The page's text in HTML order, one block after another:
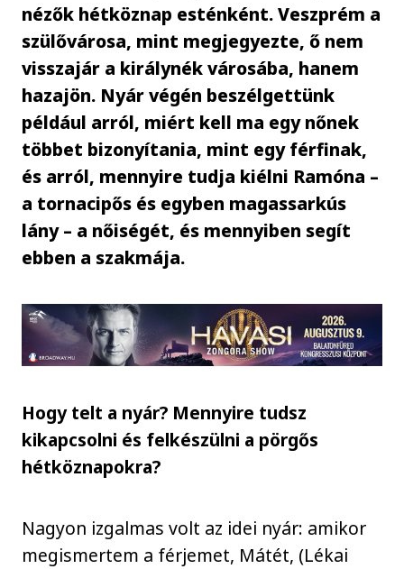
nézők hétköznap esténként. Veszprém a
szülővárosa, mint megjegyezte, ő nem
visszajár a királynék városába, hanem
hazajön. Nyár végén beszélgettünk
például arról, miért kell ma egy nőnek
többet bizonyítania, mint egy férfinak,
és arról, mennyire tudja kiélni Ramóna –
a tornacipős és egyben magassarkús
lány – a nőiségét, és mennyiben segít
ebben a szakmája.
Hogy telt a nyár? Mennyire tudsz
kikapcsolni és felkészülni a pörgős
hétköznapokra?
Nagyon izgalmas volt az idei nyár: amikor
megismertem a férjemet, Mátét, (Lékai